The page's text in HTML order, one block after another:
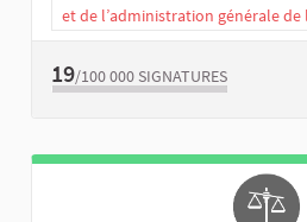
et de l’administration générale
19/100 000 SIGNATURES